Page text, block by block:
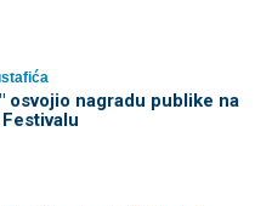
osvojio nagradu publike na